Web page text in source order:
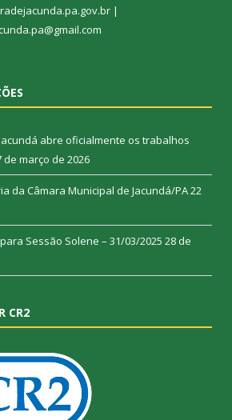
|
abre oficialmente os trabalhos
de março de 2026
da Câmara Municipal de Jacundá/PA22
Sessão Solene – 31/03/2025 28 de
CR2